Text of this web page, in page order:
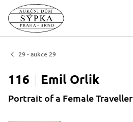
29 - aukce 29
116 Emil Orlik
Portrait of a Female Traveller